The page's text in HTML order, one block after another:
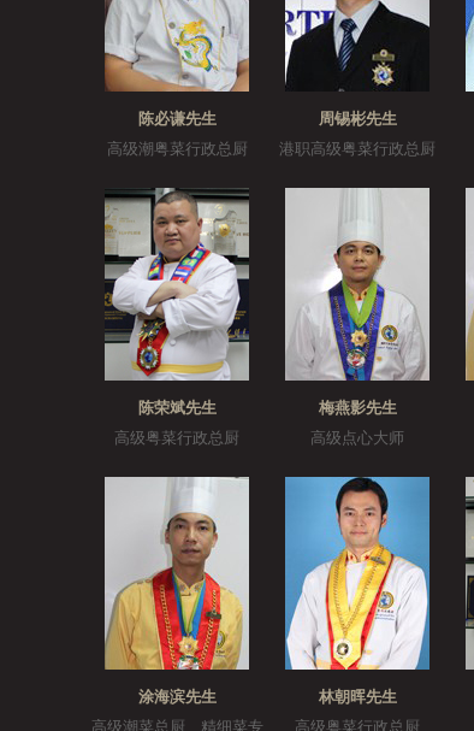
陈必谦先生
高级潮粤菜行政总厨
周锡彬先生
港职高级粤菜行政总厨
陈荣斌先生
高级粤菜行政总厨
梅燕影先生
高级点心大师
涂海滨先生
高级潮菜总厨、精细菜专
林朝晖先生
高级粤菜行政总厨